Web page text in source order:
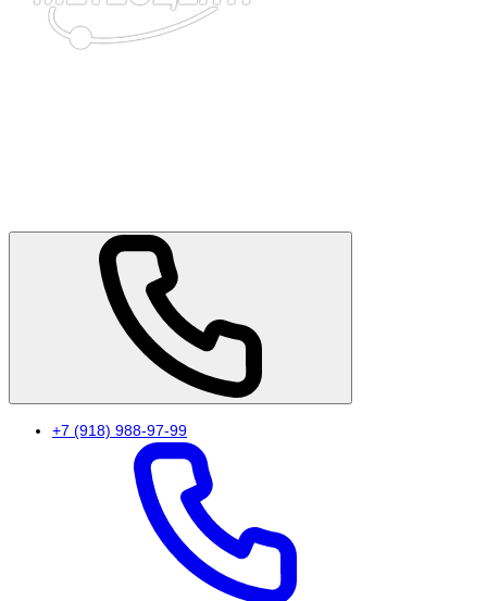
+7 (918) 988-97-99